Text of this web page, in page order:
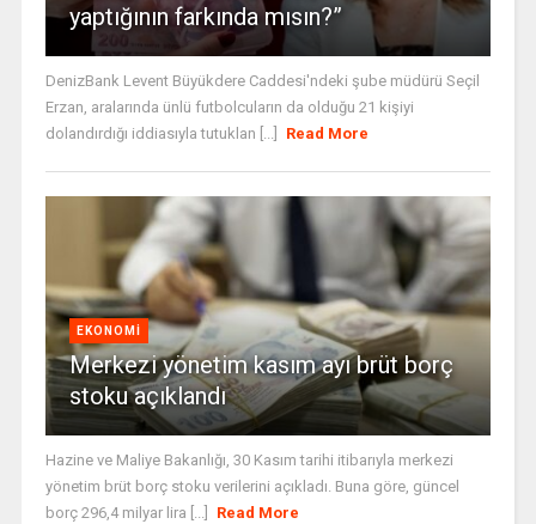
yaptığının farkında mısın?”
DenizBank Levent Büyükdere Caddesi'ndeki şube müdürü Seçil
Erzan, aralarında ünlü futbolcuların da olduğu 21 kişiyi
dolandırdığı iddiasıyla tutuklan [...]
Read More
EKONOMI
Merkezi yönetim kasım ayı brüt borç
stoku açıklandı
Hazine ve Maliye Bakanlığı, 30 Kasım tarihi itibarıyla merkezi
yönetim brüt borç stoku verilerini açıkladı. Buna göre, güncel
borç 296,4 milyar lira [...]
Read More